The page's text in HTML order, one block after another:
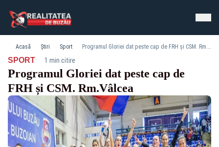
Acasă Știri Sport Programul Gloriei dat peste cap de FRH și CSM. Rm.Vâlcea
SPORT· 1 min citire
Programul Gloriei dat peste cap de
FRH și CSM. Rm.Vâlcea